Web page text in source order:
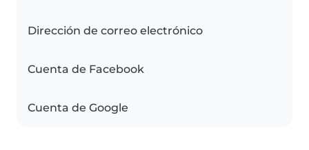
Dirección de correo electrónico
Cuenta de Facebook
Cuenta de Google